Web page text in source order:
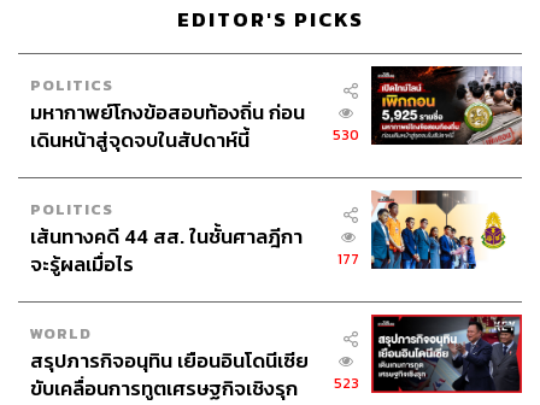
600
ABOUT THE AUTHOR
สุพัฒน์ ศิวะพรพันธ์
Content Creator ผู้หลงใหลในทุกศาสตร์และ
วัฒนธรรมของประเทศญี่ปุ่น
EDITOR'S PICKS
POLITICS
มหากาพย์โกงข้อสอบท้องถิ่น ก่อน
เดินหน้าสู่จุดจบในสัปดาห์นี้
530
POLITICS
เส้นทางคดี 44 สส. ในชั้นศาลฎีกา
จะรู้ผลเมื่อไร
177
WORLD
สรุปภารกิจอนุทิน เยือนอินโดนีเซีย
ขับเคลื่อนการทูตเศรษฐกิจเชิงรุก
523